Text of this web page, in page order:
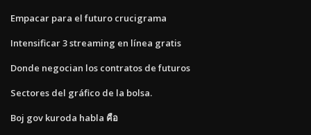
Empacar para el futuro crucigrama
Intensificar 3 streaming en línea gratis
Donde negocian los contratos de futuros
Sectores del gráfico de la bolsa.
Boj gov kuroda habla คือ